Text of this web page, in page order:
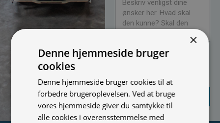
Jeg vil gerne modtage
SEND
FORESPØRGSEL
×
Denne hjemmeside bruger
cookies
Denne hjemmeside bruger cookies til at
forbedre brugeroplevelsen. Ved at bruge
vores hjemmeside giver du samtykke til
alle cookies i overensstemmelse med